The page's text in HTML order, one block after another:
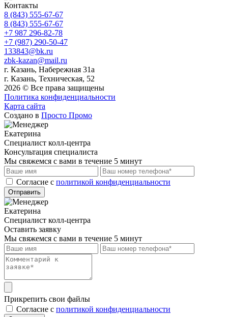
Контакты
8 (843) 555-67-67
8 (843) 555-67-67
+7 987 296-82-78
+7 (987) 290-50-47
133843@bk.ru
zbk-kazan@mail.ru
г. Казань, Набережная 31а
г. Казань, Техническая, 52
2026 © Все права защищены
Политика конфиденциальности
Карта сайта
Создано в Просто Промо
Екатерина
Специалист колл-центра
Консультация специалиста
Мы свяжемся с вами в течение 5 минут
Cогласие с политикой конфиденциальности
Отправить
Екатерина
Специалист колл-центра
Оставить заявку
Мы свяжемся с вами в течение 5 минут
Прикрепить свои файлы
Cогласие с политикой конфиденциальности